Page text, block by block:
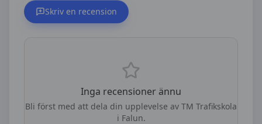
Skriv en recension
Inga recensioner ännu
Bli först med att dela din upplevelse av TM Trafikskola
i Falun.